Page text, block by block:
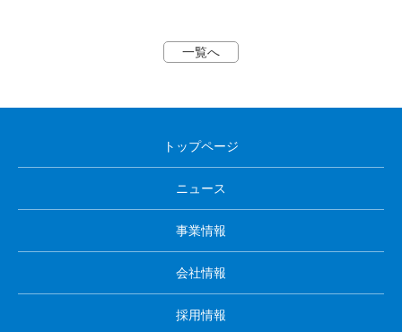
一覧へ
トップページ
ニュース
事業情報
会社情報
採用情報